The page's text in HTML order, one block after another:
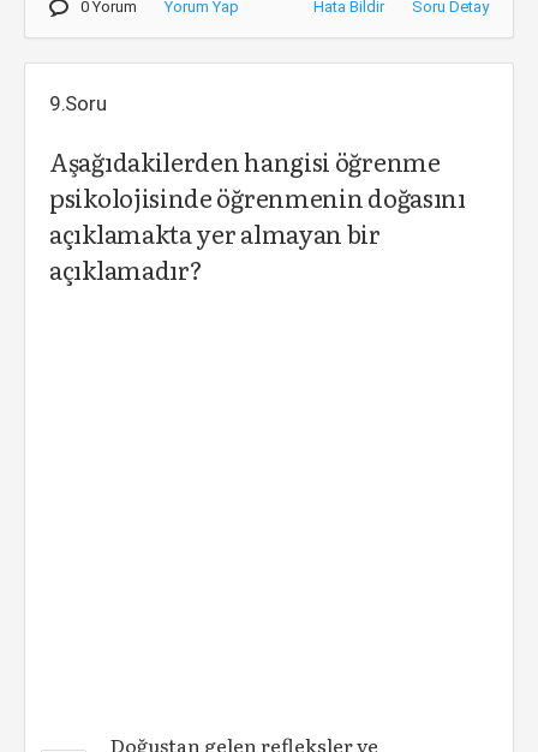
0 Yorum Yorum Yap Hata Bildir Soru Detay
9.Soru
Aşağıdakilerden hangisi öğrenme
psikolojisinde öğrenmenin doğasını
açıklamakta yer almayan bir
açıklamadır?
Doğuştan gelen refleksler ve